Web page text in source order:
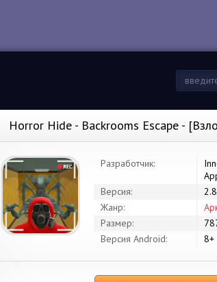
Horror Hide - Backrooms Escape -
Разработчик:
Версия:
Жанр:
Размер:
Версия Android:
8+